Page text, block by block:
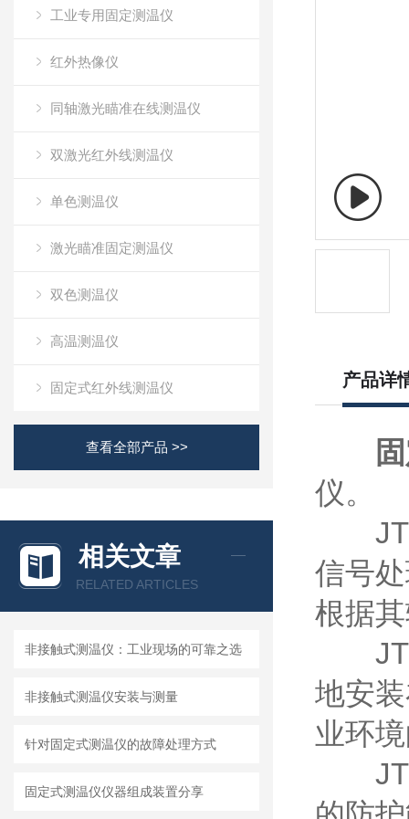
工业专用固定测温仪
红外热像仪
同轴激光瞄准在线测温仪
双激光红外线测温仪
单色测温仪
激光瞄准固定测温仪
双色测温仪
高温测温仪
固定式红外线测温仪
查看全部产品 >>
相关文章
RELATED ARTICLES
非接触式测温仪：工业现场的可靠之选
非接触式测温仪安装与测量
针对固定式测温仪的故障处理方式
固定式测温仪仪器组成装置分享
产品详
仪。
信号
根据
地安
业环